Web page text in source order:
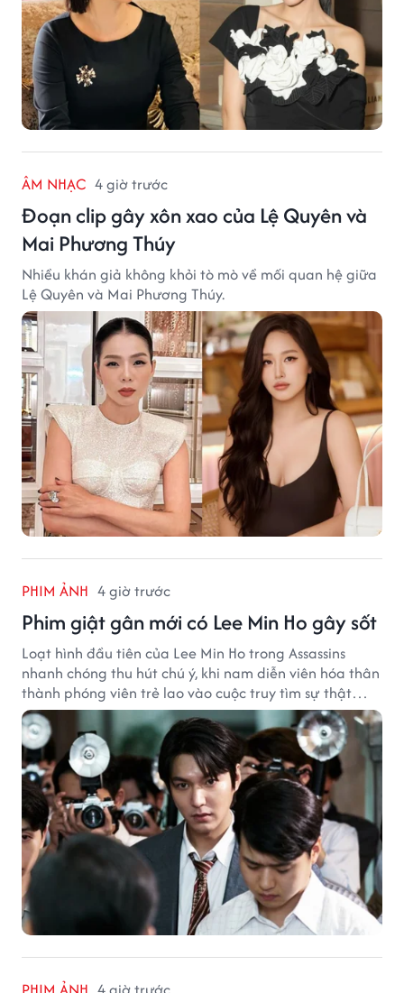
ÂM NHẠC 4 giờ trước
Đoạn clip gây xôn xao của Lệ Quyên và
Mai Phương Thúy
Nhiều khán giả không khỏi tò mò về mối quan hệ giữa
Lệ Quyên và Mai Phương Thúy.
PHIM ẢNH 4 giờ trước
Phim giật gân mới có Lee Min Ho gây sốt
Loạt hình đầu tiên của Lee Min Ho trong Assassins
nhanh chóng thu hút chú ý, khi nam diễn viên hóa thân
thành phóng viên trẻ lao vào cuộc truy tìm sự thật
phía sau một vụ ám sát gây chấn động Hàn Quốc.